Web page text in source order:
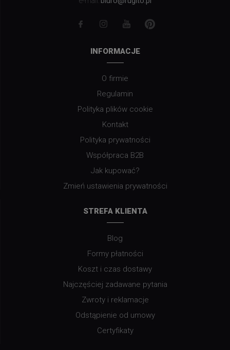
INFORMACJE
O firmie
Regulamin
Polityka plików cookie
Kontakt
Polityka prywatności
Współpraca B2B
Jak kupować?
Zmień ustawienia prywatności
STREFA KLIENTA
Blog
Formy płatności
Koszt i czas dostawy
Najczęściej zadawane pytania
Zwroty i reklamacje
Odstąpienie od umowy
Certyfikaty